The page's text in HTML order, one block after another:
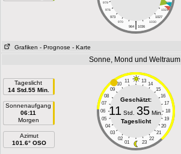
979
1021
976
1024
973
1027
970
1030
|
964 1036
Grafiken - Prognose - Karte
Sonne, Mond und Weltraum
Tageslicht
14 Std.55 Min.
Sonnenaufgang
06:11
Morgen
Azimut
101.6° OSO
11 13
10
14
09
15
08
16
07
17
06
18
05
19
04
20
03
21
02
22
01 23
Geschätzt:
11 Std. 35Min.
Tageslicht